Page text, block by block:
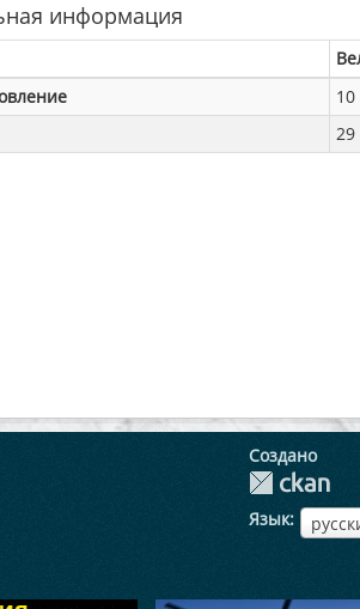
информация
10
29
Создано
Язык